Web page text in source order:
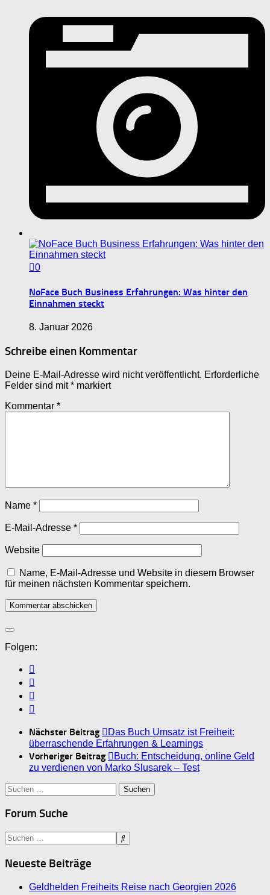
0
NoFace Buch Business Erfahrungen: Was hinter den
Einnahmen steckt
8. Januar 2026
Schreibe einen Kommentar
Deine E-Mail-Adresse wird nicht veröffentlicht. Erforderliche
Felder sind mit* markiert
Kommentar *
Name *
E-Mail-Adresse *
Website
Name, E-Mail-Adresse und Website in diesem Browser
für meinen nächsten Kommentar speichern.
Folgen:
Nächster Beitrag
Das Buch Umsatz ist Freiheit:
überraschende Erfahrungen & Learnings
Vorheriger Beitrag
Buch: Entscheidung, online Geld
zu verdienen von Marko Slusarek – Test
Suchen
nach:
Forum Suche
Neueste Beiträge
Geldhelden Freiheits Reise nach Georgien 2026